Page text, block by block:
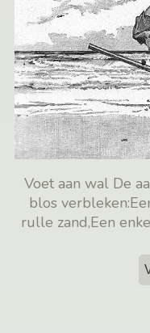
Voet aan wal De
blos
rulle zand,Een